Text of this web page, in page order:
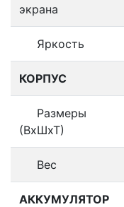
экрана
Яркость
КОРПУС
Размеры
(ВхШхТ)
Вес
АККУМУЛЯТОР